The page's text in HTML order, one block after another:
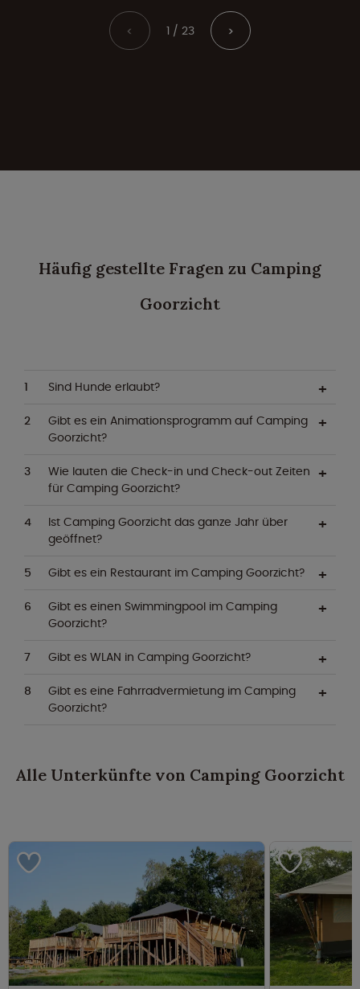
< 1 / 23 >
Häufig gestellte Fragen zu Camping
Goorzicht
Sind Hunde erlaubt?
Gibt es ein Animationsprogramm auf Camping
Goorzicht?
Wie lauten die Check-in und Check-out Zeiten
für Camping Goorzicht?
Ist Camping Goorzicht das ganze Jahr über
geöffnet?
Gibt es ein Restaurant im Camping Goorzicht?
Gibt es einen Swimmingpool im Camping
Goorzicht?
Gibt es WLAN in Camping Goorzicht?
Gibt es eine Fahrradvermietung im Camping
Goorzicht?
Alle Unterkünfte von Camping Goorzicht